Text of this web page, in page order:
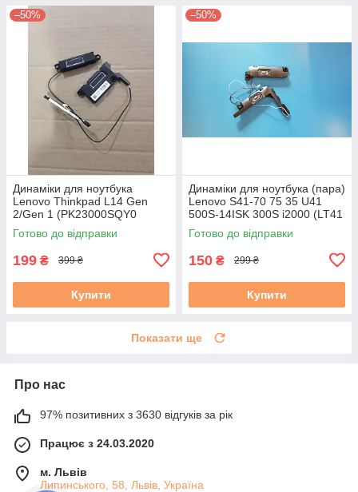
–50%
Динамiки для ноутбука
Lenovo Thinkpad L14 Gen
2/Gen 1 (PK23000SQY0
5SB0S73515) б/в
Готово до відправки
199 ₴ 399 ₴
Купити
–50%
Динаміки для ноутбука (пара)
Lenovo S41-70 75 35 U41
500S-14ISK 300S i2000 (LT41
023.4003Z.0001) б/в
Готово до відправки
150 ₴ 299 ₴
Купити
Показати ще
Про нас
97% позитивних з 3630 відгуків за рік
Працює з 24.03.2020
м. Львів
Липинського, 58, Львів, Україна